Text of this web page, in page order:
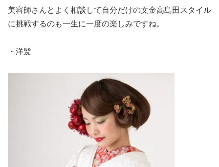
美容師さんとよく相談して自分だけの文金高島田スタイル
に挑戦するのも一生に一度の楽しみですね。
・洋髪